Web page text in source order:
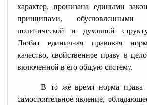
характер, пронизана едиными
принципами, обусловленными
политической и духовной
Любая единичная правовая
качество, свойственное праву в
включенной в его общую систему.
В то же время норма права
самостоятельное явление,